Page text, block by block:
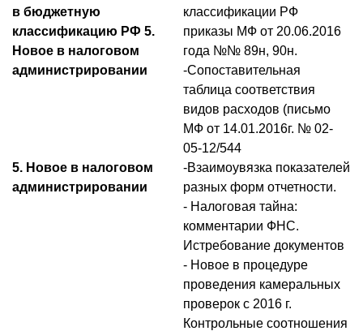
в бюджетную
классификацию РФ 5.
Новое в налоговом
администрировании
классификации РФ
приказы МФ от 20.06.2016
года №№ 89н, 90н.
-Сопоставительная
таблица соответствия
видов расходов (письмо
МФ от 14.01.2016г. № 02-
05-12/544
5. Новое в налоговом
администрировании
-Взаимоувязка показателей
разных форм отчетности.
- Налоговая тайна:
комментарии ФНС.
Истребование документов
- Новое в процедуре
проведения камеральных
проверок с 2016 г.
Контрольные соотношения